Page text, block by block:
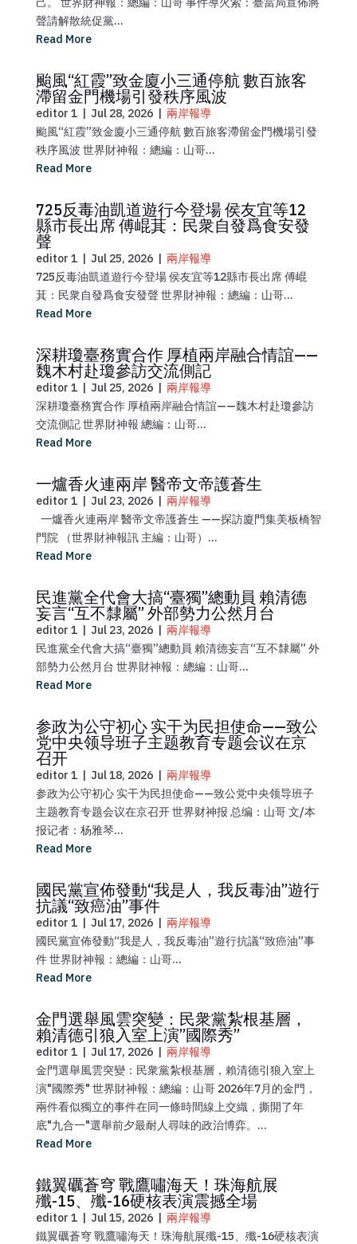
聲請解散統促黨...
Read More
颱風“紅霞”致金廈小三通停航 數百旅客
滯留金門機場引發秩序風波
editor 1 | Jul 28, 2026 | 兩岸報導
颱風“紅霞”致金廈小三通停航 數百旅客滯留金門機場引發
秩序風波 世界財神報：總編：山哥­...
Read More
725反毒油凱道遊行今登場 侯友宜等12
縣市長出席 傅崐萁：民衆自發爲食安發
聲
editor 1 | Jul 25, 2026 | 兩岸報導
725反毒油凱道遊行今登場 侯友宜等12縣市長出席 傅崐
萁：民衆自發爲食安發聲 世界財神報：總編：山哥...
Read More
深耕瓊臺務實合作 厚植兩岸融合情誼——
魏木村赴瓊參訪交流側記
editor 1 | Jul 25, 2026 | 兩岸報導
深耕瓊臺務實合作 厚植兩岸融合情誼——魏木村赴瓊參訪
交流側記 世界財神報 總編：山哥...
Read More
一爐香火連兩岸 醫帝文帝護蒼生
editor 1 | Jul 23, 2026 | 兩岸報導
一爐香火連兩岸 醫帝文帝護蒼生 ——探訪廈門集美板橋智
門院 （世界財神報訊 主編：山哥）...
Read More
民進黨全代會大搞“臺獨”總動員 賴清德
妄言“互不隸屬” 外部勢力公然月台
editor 1 | Jul 23, 2026 | 兩岸報導
民進黨全代會大搞“臺獨”總動員 賴清德妄言“互不隸屬” 外
部勢力公然月台 世界財神報：總編：山哥...
Read More
参政为公守初心 实干为民担使命——致公
党中央领导班子主题教育专题会议在京
召开
editor 1 | Jul 18, 2026 | 兩岸報導
参政为公守初心 实干为民担使命——致公党中央领导班子
主题教育专题会议在京召开 世界财神报 总编：山哥 文/本
报记者：杨雅琴...
Read More
國民黨宣佈發動“我是人，我反毒油”遊行
抗議“致癌油”事件
editor 1 | Jul 17, 2026 | 兩岸報導
國民黨宣佈發動“我是人，我反毒油”遊行抗議“致癌油”事
件 世界財神報：總編：山哥...
Read More
金門選舉風雲突變：民衆黨紮根基層，
賴清德引狼入室上演”國際秀”
editor 1 | Jul 17, 2026 | 兩岸報導
金門選舉風雲突變：民衆黨紮根基層，賴清德引狼入室上
演"國際秀" 世界財神報：總編：山哥 2026年7月的金門，
兩件看似獨立的事件在同一條時間線上交織，撕開了年
底"九合一"選舉前夕最耐人尋味的政治博弈。...
Read More
鐵翼礪蒼穹 戰鷹嘯海天！珠海航展
殲-15、殲-16硬核表演震撼全場
editor 1 | Jul 15, 2026 | 兩岸報導
鐵翼礪蒼穹 戰鷹嘯海天！珠海航展殲-15、殲-16硬核表演